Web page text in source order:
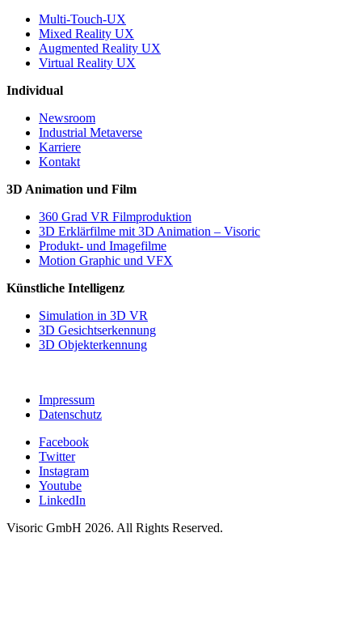
Multi-Touch-UX
Mixed Reality UX
Augmented Reality UX
Virtual Reality UX
Individual
Newsroom
Industrial Metaverse
Karriere
Kontakt
3D Animation und Film
360 Grad VR Filmproduktion
3D Erklärfilme mit 3D Animation – Visoric
Produkt- und Imagefilme
Motion Graphic und VFX
Künstliche Intelligenz
Simulation in 3D VR
3D Gesichtserkennung
3D Objekterkennung
Impressum
Datenschutz
Facebook
Twitter
Instagram
Youtube
LinkedIn
Visoric GmbH 2026. All Rights Reserved.